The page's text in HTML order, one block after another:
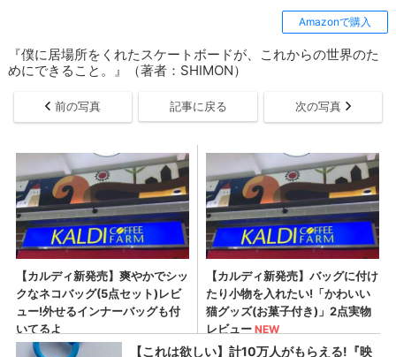
Amazonで購入
『僕に居場所をくれたスケートボードが、これからの世界のた
めにできること。』（著者：SHIMON）
前の写真 記事に戻る 次の写真